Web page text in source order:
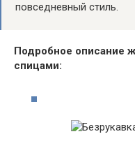
повседневный стиль.
Подробное описание
спицами: